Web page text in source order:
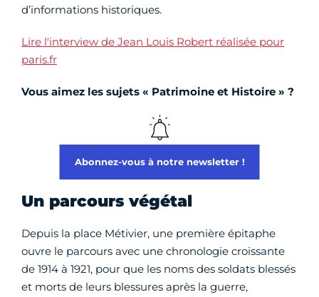
d’informations historiques.
Lire l'interview de Jean Louis Robert réalisée pour
paris.fr
Vous aimez les sujets « Patrimoine et Histoire » ?
Abonnez-vous à notre newsletter !
Un parcours végétal
Depuis la place Métivier, une première épitaphe
ouvre le parcours avec une chronologie croissante
de 1914 à 1921, pour que les noms des soldats blessés
et morts de leurs blessures après la guerre,